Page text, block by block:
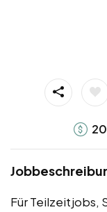
20
Für Teilzeitjobs,